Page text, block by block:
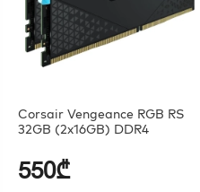
Corsair Vengeance RGB RS
32GB (2x16GB) DDR4
550₾